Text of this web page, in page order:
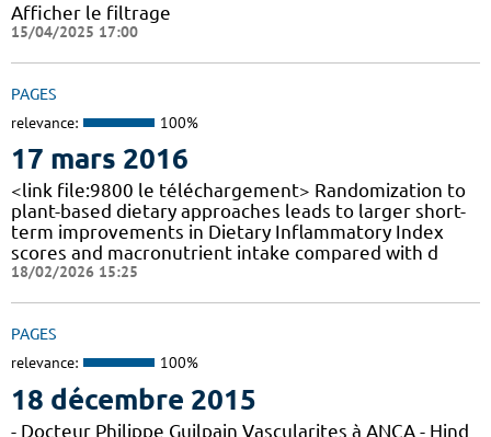
Afficher le filtrage
15/04/2025 17:00
PAGES
relevance: 100%
17 mars 2016
<link file:9800 le téléchargement> Randomization to
plant-based dietary approaches leads to larger short-
term improvements in Dietary Inflammatory Index
scores and macronutrient intake compared with d
18/02/2026 15:25
PAGES
relevance: 100%
18 décembre 2015
- Docteur Philippe Guilpain Vascularites à ANCA - Hind